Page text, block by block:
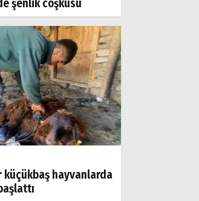
şenlik coşkusu
küçükbaş hayvanlarda